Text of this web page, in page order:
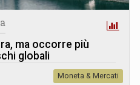
ma occorre più
globali
Moneta & Mercati